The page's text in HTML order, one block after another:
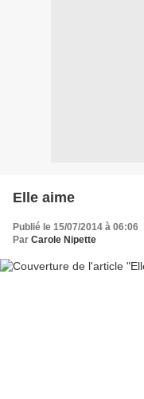
Elle aime
Publié le 15/07/2014 à 06:06
Par Carole Nipette